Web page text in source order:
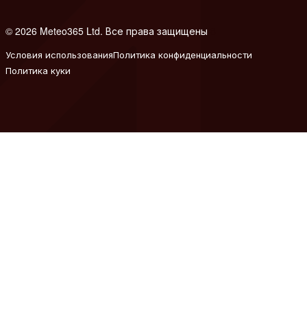
© 2026 Meteo365 Ltd. Все права защищены
Условия использованияПолитика конфиденциальности
Политика куки